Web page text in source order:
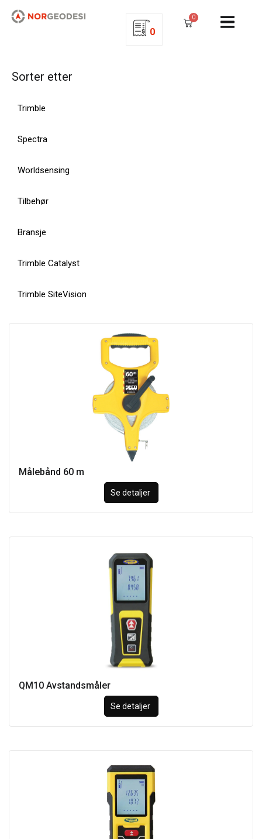
0
0
Sorter etter
Trimble
Spectra
Worldsensing
Tilbehør
Bransje
Trimble Catalyst
Trimble SiteVision
Målebånd 60 m
Se detaljer
QM10 Avstandsmåler
Se detaljer